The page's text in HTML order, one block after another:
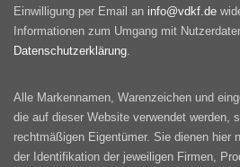
Einwilligung per Email an info@vdkf.de
Informationen zum Umgang mit
Datenschutzerklärung.
Alle Markennamen, Warenzeichen und
die auf dieser Website verwendet werden,
rechtmäßigen Eigentümer. Sie dienen hier
der Identifikation der jeweiligen Firmen,